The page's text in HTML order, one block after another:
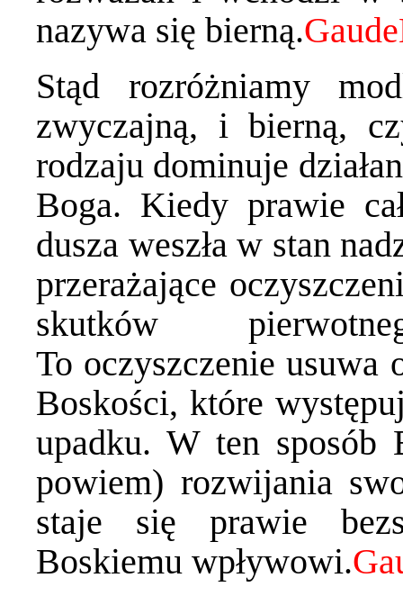
nazywa się bierną.
Stąd rozróżniamy
zwyczajną, i bierną,
rodzaju dominuje
Boga. Kiedy prawie
dusza weszła w stan
przerażające
skutków
To oczyszczenie usuwa
Boskości, które
upadku. W ten sposób
powiem) rozwijania
staje się prawie
Boskiemu wpływowi.